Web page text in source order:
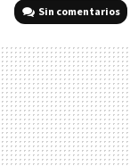
Sin comentarios